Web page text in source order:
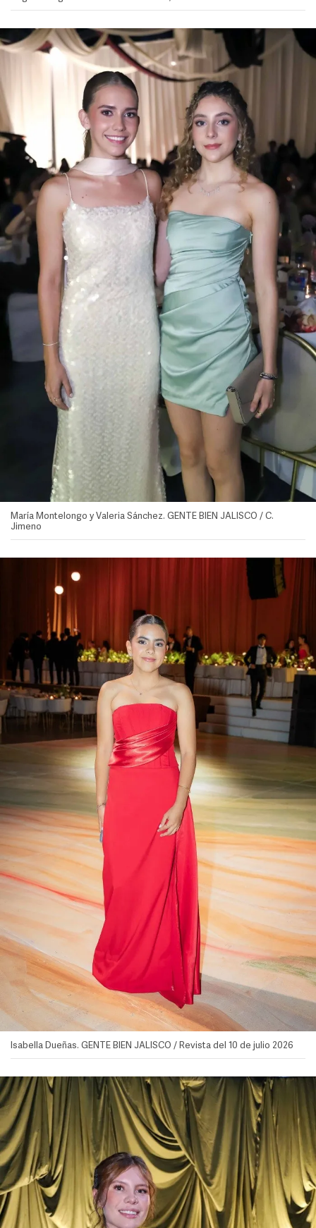
María Montelongo y Valeria Sánchez. GENTE BIEN JALISCO / C.
Jimeno
Isabella Dueñas. GENTE BIEN JALISCO / Revista del 10 de julio 2026